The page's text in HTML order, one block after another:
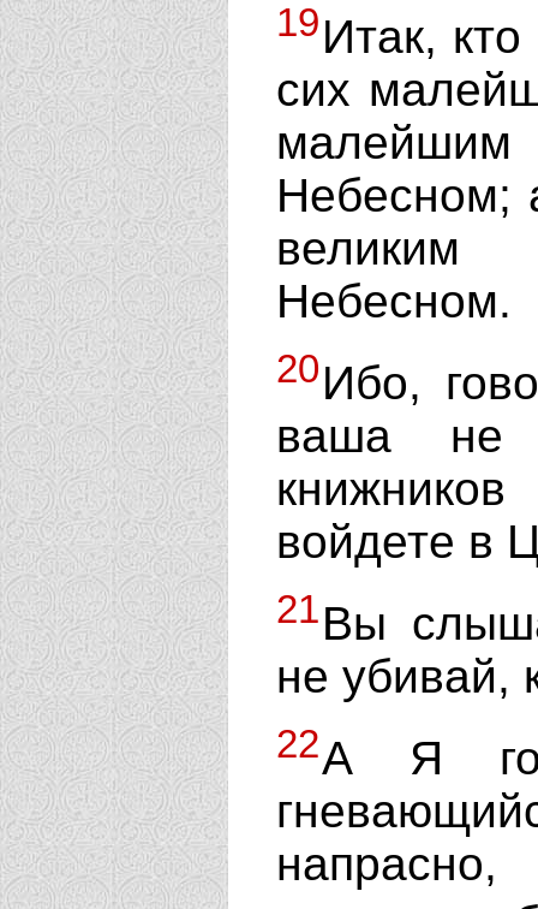
19Итак,
сих
Небесном;
великим
Небесном.
20Ибо,
ваша не
войдете в
21Вы
не убивай,
22А Я